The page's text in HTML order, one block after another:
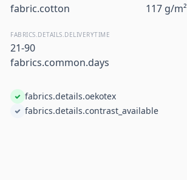
fabric.cotton 117 g/m²
FABRICS.DETAILS.DELIVERYTIME
21-90
fabrics.common.days
fabrics.details.oekotex
fabrics.details.contrast_available